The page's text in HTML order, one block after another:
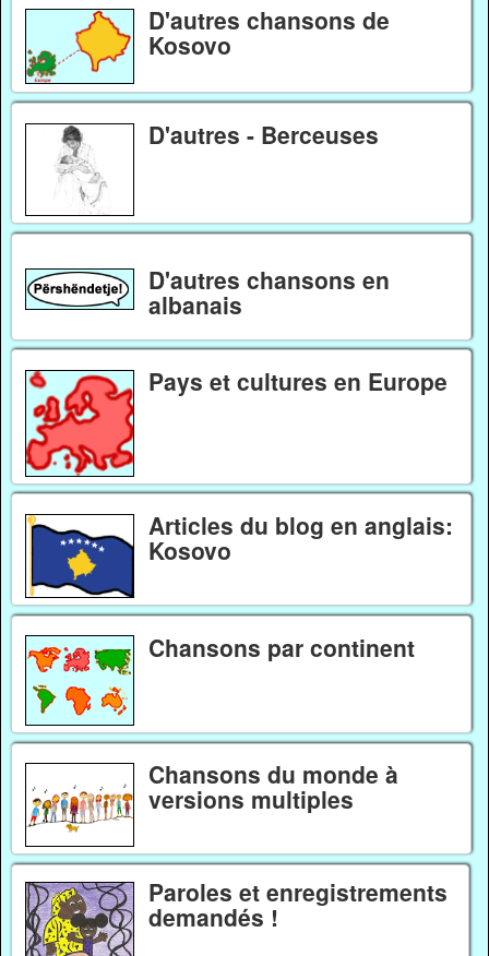
D'autres chansons de
Kosovo
D'autres - Berceuses
D'autres chansons en
albanais
Pays et cultures en Europe
Articles du blog en anglais:
Kosovo
Chansons par continent
Chansons du monde à
versions multiples
Paroles et enregistrements
demandés !